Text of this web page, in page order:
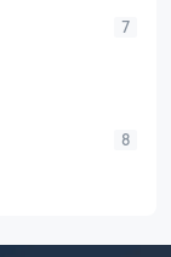
7
8